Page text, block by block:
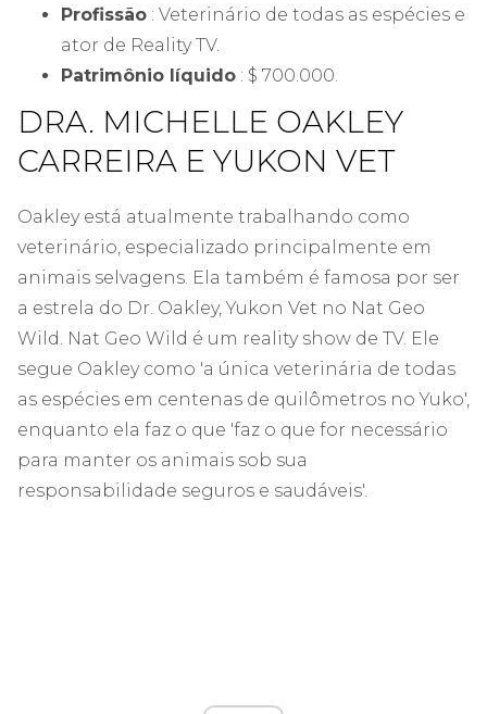
Profissão : Veterinário de todas as espécies e
ator de Reality TV.
Patrimônio líquido : $ 700.000.
DRA. MICHELLE OAKLEY
CARREIRA E YUKON VET
Oakley está atualmente trabalhando como
veterinário, especializado principalmente em
animais selvagens. Ela também é famosa por ser
a estrela do Dr. Oakley, Yukon Vet no Nat Geo
Wild. Nat Geo Wild é um reality show de TV. Ele
segue Oakley como 'a única veterinária de todas
as espécies em centenas de quilômetros no Yuko',
enquanto ela faz o que 'faz o que for necessário
para manter os animais sob sua
responsabilidade seguros e saudáveis'.